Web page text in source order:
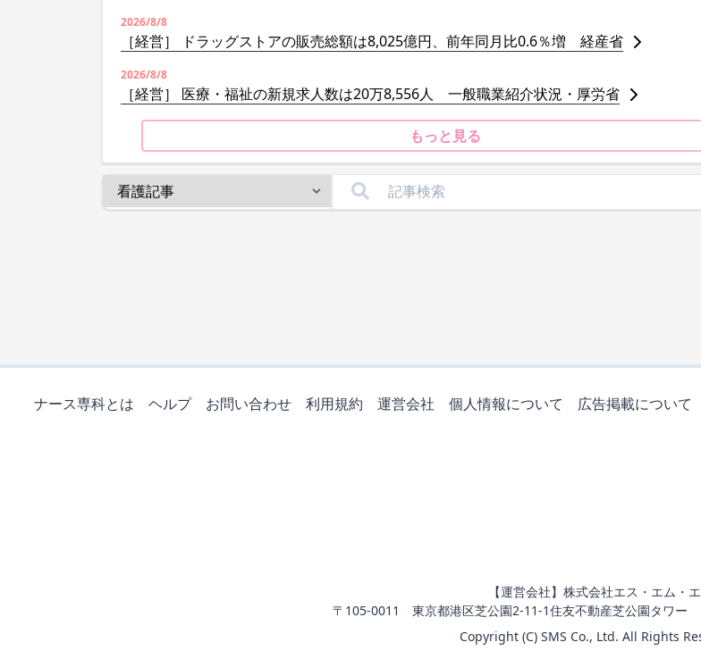
2026/8/8
［経営］ ドラッグストアの販売総額は8,025億円、前年同月比0.6％増 経産省
2026/8/8
［経営］ 医療・福祉の新規求人数は20万8,556人 一般職業紹介状況・厚労省
もっと見る
ナース専科とは ヘルプ お問い合わせ 利用規約 運営会社 個人情報について 広告掲載について
【運営会社】株式会社エス・エム・
〒105-0011 東京都港区芝公園2-11-1住友不動産芝公園タワー
Copyright (C) SMS Co., Ltd. All Rights